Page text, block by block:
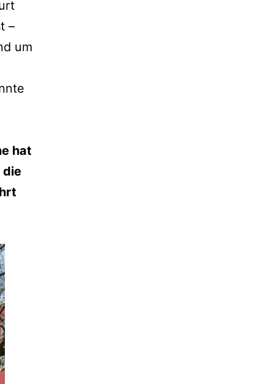
–
um
hat
die